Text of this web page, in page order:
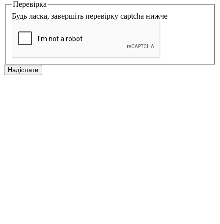
Перевірка
Будь ласка, завершіть перевірку captcha нижче
Надіслати